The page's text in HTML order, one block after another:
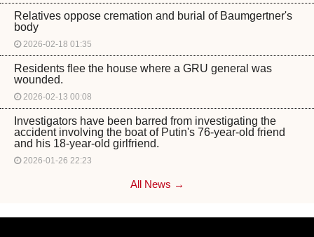
Relatives oppose cremation and burial of Baumgertner's
body
2026-02-18 01:35
Residents flee the house where a GRU general was
wounded.
2026-02-13 00:08
Investigators have been barred from investigating the
accident involving the boat of Putin's 76-year-old friend
and his 18-year-old girlfriend.
2026-01-26 22:23
All News →